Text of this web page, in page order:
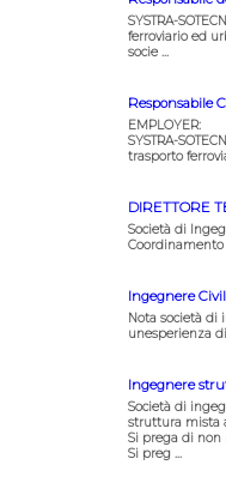
SYSTRA-
ferroviario ed
socie ...
Responsabile
EMPLOYER:
SYSTRA-
trasporto
DIRETTORE
Società di
Ingegnere
Nota società di
unesperienza
Ingegnere
Società di
struttura mista
Si prega di non
Si preg ...